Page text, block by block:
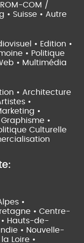
COM /
• Suisse • Autre
• Edition •
• Politique
• Multimédia
• Architecture
•
•
•
Culturelle
•
• Centre-
Hauts-de-
• Nouvelle-
Loire •